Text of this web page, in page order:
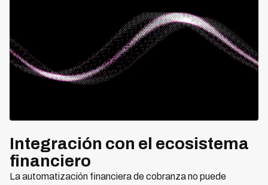
Integración con el ecosistema
financiero
La automatización financiera de cobranza no puede